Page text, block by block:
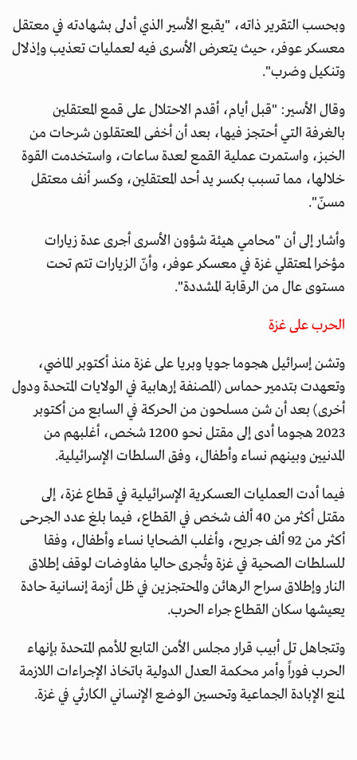
وبحسب التقرير ذاته، "يقبع الأسير الذي أدلى بشهادته في معتقل
معسكر عوفر، حيث يتعرض الأسرى فيه لعمليات تعذيب وإذلال
وتنكيل وضرب".
وقال الأسير: "قبل أيام، أقدم الاحتلال على قمع المعتقلين
بالغرفة التي أحتجز فيها، بعد أن أخفى المعتقلون شرحات من
الخبز، واستمرت عملية القمع لعدة ساعات، واستخدمت القوة
خلالها، مما تسبب بكسر يد أحد المعتقلين، وكسر أنف معتقل
مسنّ".
وأشار إلى أن "محامي هيئة شؤون الأسرى أجرى عدة زيارات
مؤخرا لمعتقلي غزة في معسكر عوفر، وأنّ الزيارات تتم تحت
مستوى عال من الرقابة المشددة".
الحرب على غزة
وتشن إسرائيل هجوما جويا وبريا على غزة منذ أكتوبر الماضي،
وتعهدت بتدمير حماس (المصنفة إرهابية في الولايات المتحدة ودول
أخرى) بعد أن شن مسلحون من الحركة في السابع من أكتوبر
2023 هجوما أدى إلى مقتل نحو 1200 شخص، أغلبهم من
المدنيين وبينهم نساء وأطفال، وفق السلطات الإسرائيلية.
فيما أدت العمليات العسكرية الإسرائيلية في قطاع غزة، إلى
مقتل أكثر من 40 ألف شخص في القطاع، فيما بلغ عدد الجرحى
أكثر من 92 ألف جريح، وأغلب الضحايا نساء وأطفال، وفقا
للسلطات الصحية في غزة وتُجرى حاليا مفاوضات لوقف إطلاق
النار وإطلاق سراح الرهائن والمحتجزين في ظل أزمة إنسانية حادة
يعيشها سكان القطاع جراء الحرب.
وتتجاهل تل أبيب قرار مجلس الأمن التابع للأمم المتحدة بإنهاء
الحرب فوراً وأمر محكمة العدل الدولية باتخاذ الإجراءات اللازمة
لمنع الإبادة الجماعية وتحسين الوضع الإنساني الكارثي في غزة.